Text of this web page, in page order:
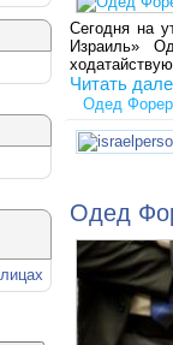
Сегодня на
Израиль»
Читать
Одед Форер
Одед